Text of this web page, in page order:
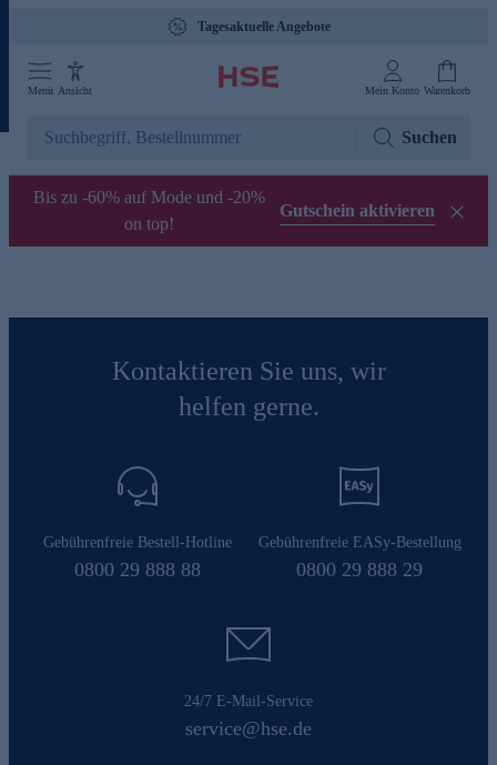
Tagesaktuelle Angebote
Menü Ansicht Mein Konto Warenkorb
Suchen
Bis zu -60% auf Mode und -20%
on top!
Gutschein aktivieren
Kontaktieren Sie uns, wir
helfen gerne.
Gebührenfreie Bestell-Hotline
0800 29 888 88
Gebührenfreie EASy-Bestellung
0800 29 888 29
24/7 E-Mail-Service
service@hse.de